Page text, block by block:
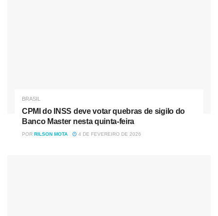
BRASIL
CPMI do INSS deve votar quebras de sigilo do
Banco Master nesta quinta-feira
POR RILSON MOTA 4 DE FEVEREIRO DE 2026